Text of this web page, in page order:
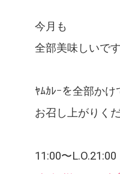
今月も
全部美味しいです
ﾔﾑｶﾚｰを全部かけ
お召し上がりく
11:00〜L.O.21:00